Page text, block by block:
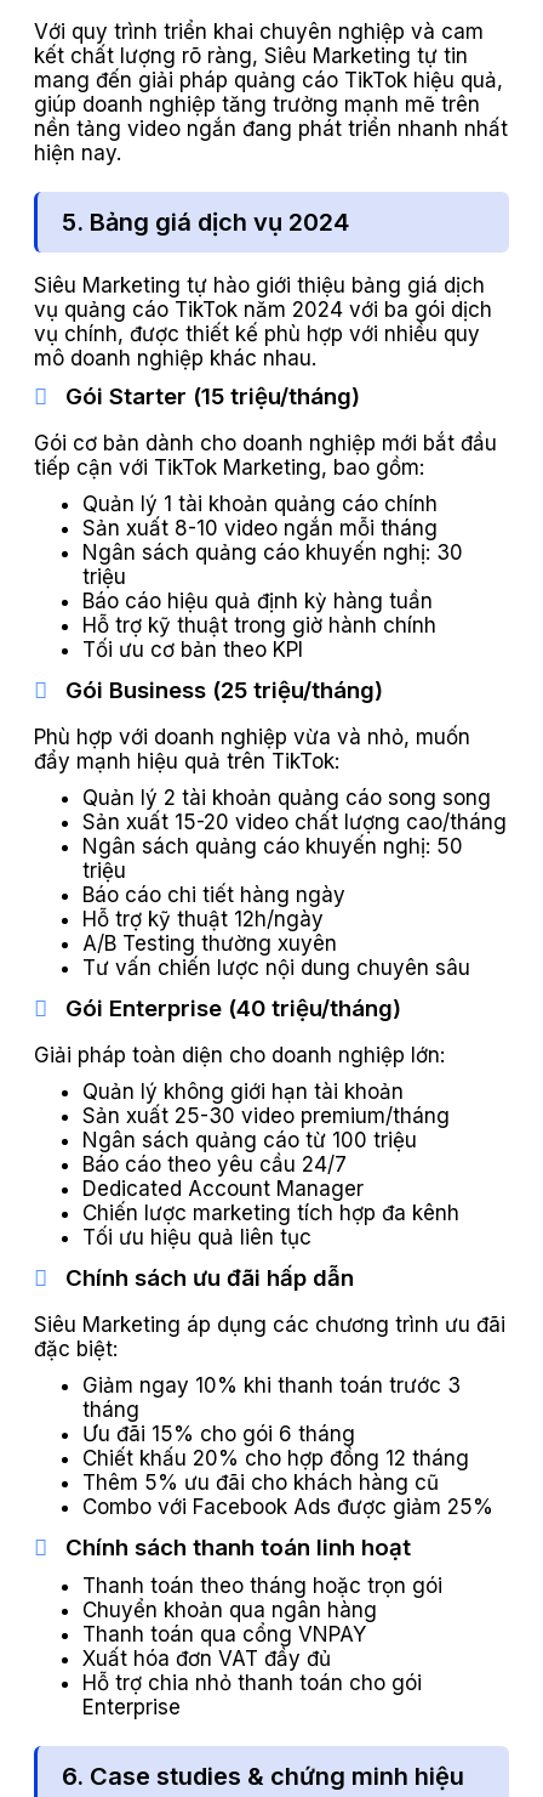
Với quy trình triển khai chuyên nghiệp và cam
kết chất lượng rõ ràng, Siêu Marketing tự tin
mang đến giải pháp quảng cáo TikTok hiệu quả,
giúp doanh nghiệp tăng trưởng mạnh mẽ trên
nền tảng video ngắn đang phát triển nhanh nhất
hiện nay.
5. Bảng giá dịch vụ 2024
Siêu Marketing tự hào giới thiệu bảng giá dịch
vụ quảng cáo TikTok năm 2024 với ba gói dịch
vụ chính, được thiết kế phù hợp với nhiều quy
mô doanh nghiệp khác nhau.
Gói Starter (15 triệu/tháng)
Gói cơ bản dành cho doanh nghiệp mới bắt đầu
tiếp cận với TikTok Marketing, bao gồm:
Quản lý 1 tài khoản quảng cáo chính
Sản xuất 8-10 video ngắn mỗi tháng
Ngân sách quảng cáo khuyến nghị: 30
triệu
Báo cáo hiệu quả định kỳ hàng tuần
Hỗ trợ kỹ thuật trong giờ hành chính
Tối ưu cơ bản theo KPI
Gói Business (25 triệu/tháng)
Phù hợp với doanh nghiệp vừa và nhỏ, muốn
đẩy mạnh hiệu quả trên TikTok:
Quản lý 2 tài khoản quảng cáo song song
Sản xuất 15-20 video chất lượng cao/tháng
Ngân sách quảng cáo khuyến nghị: 50
triệu
Báo cáo chi tiết hàng ngày
Hỗ trợ kỹ thuật 12h/ngày
A/B Testing thường xuyên
Tư vấn chiến lược nội dung chuyên sâu
Gói Enterprise (40 triệu/tháng)
Giải pháp toàn diện cho doanh nghiệp lớn:
Quản lý không giới hạn tài khoản
Sản xuất 25-30 video premium/tháng
Ngân sách quảng cáo từ 100 triệu
Báo cáo theo yêu cầu 24/7
Dedicated Account Manager
Chiến lược marketing tích hợp đa kênh
Tối ưu hiệu quả liên tục
Chính sách ưu đãi hấp dẫn
Siêu Marketing áp dụng các chương trình ưu đãi
đặc biệt:
Giảm ngay 10% khi thanh toán trước 3
tháng
Ưu đãi 15% cho gói 6 tháng
Chiết khấu 20% cho hợp đồng 12 tháng
Thêm 5% ưu đãi cho khách hàng cũ
Combo với Facebook Ads được giảm 25%
Chính sách thanh toán linh hoạt
Thanh toán theo tháng hoặc trọn gói
Chuyển khoản qua ngân hàng
Thanh toán qua cổng VNPAY
Xuất hóa đơn VAT đầy đủ
Hỗ trợ chia nhỏ thanh toán cho gói
Enterprise
6. Case studies & chứng minh hiệu